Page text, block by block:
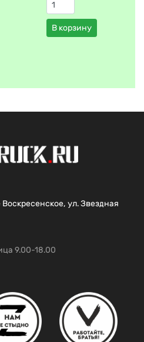
В корзину
ул. Звездная
9.00-18.00